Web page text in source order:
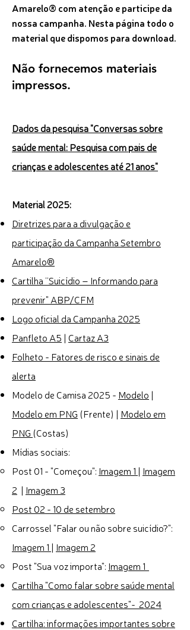
Amarelo® com atenção e participe da
nossa campanha. Nesta página todo o
material que dispomos para download.
Não fornecemos materiais
impressos.
Dados da pesquisa "Conversas sobre
saúde mental: Pesquisa com pais de
crianças e adolescentes até 21 anos"
Material 2025:
Diretrizes para a divulgação e
participação da Campanha Setembro
Amarelo®
Cartilha “Suicídio – Informando para
prevenir" ABP/CFM
Logo oficial da Campanha 2025
Panfleto A5 | Cartaz A3
Folheto - Fatores de risco e sinais de
alerta
Modelo de Camisa 2025 - Modelo |
Modelo em PNG (Frente) | Modelo em
PNG (Costas)
Mídias sociais:
Post 01 - "Começou": Imagem 1 | Imagem
2 | Imagem 3
Post 02 - 10 de setembro
Carrossel "Falar ou não sobre suicídio?":
Imagem 1 | Imagem 2
Post "Sua voz importa": Imagem 1
Cartilha "Como falar sobre saúde mental
com crianças e adolescentes"- 2024
Cartilha: informações importantes sobre